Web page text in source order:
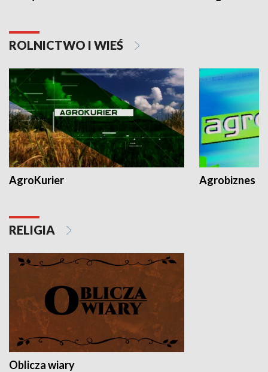
ROLNICTWO I WIEŚ
AgroKurier Agrobiznes
RELIGIA
Oblicza wiary